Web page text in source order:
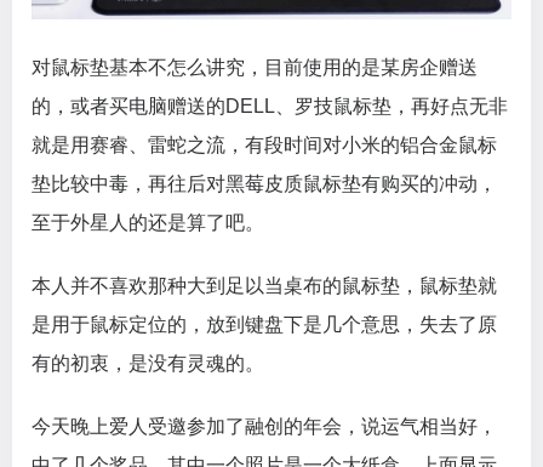
对鼠标垫基本不怎么讲究，目前使用的是某房企赠送
的，或者买电脑赠送的DELL、罗技鼠标垫，再好点无非
就是用赛睿、雷蛇之流，有段时间对小米的铝合金鼠标
垫比较中毒，再往后对黑莓皮质鼠标垫有购买的冲动，
至于外星人的还是算了吧。
本人并不喜欢那种大到足以当桌布的鼠标垫，鼠标垫就
是用于鼠标定位的，放到键盘下是几个意思，失去了原
有的初衷，是没有灵魂的。
今天晚上爱人受邀参加了融创的年会，说运气相当好，